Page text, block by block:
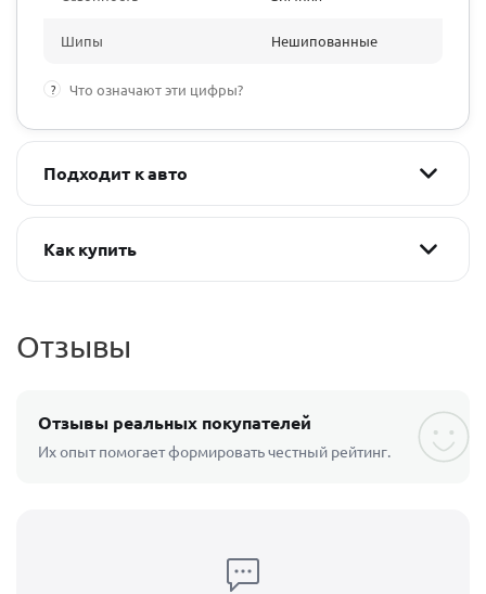
Шипы Нешипованные
? Что означают эти цифры?
Подходит к авто
Как купить
Отзывы
Отзывы реальных покупателей
Их опыт помогает формировать честный рейтинг.